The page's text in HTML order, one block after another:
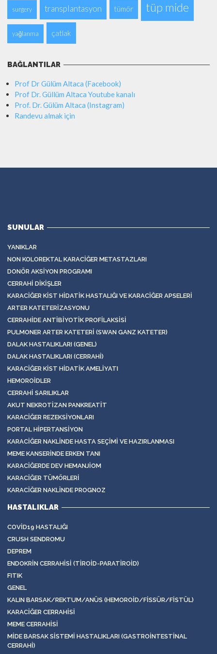
surgery transplantasyon tümör tüp mide
yağlanma çatlak
BAĞLANTILAR
Prof Dr Gülüm Altaca (Facebook)
Prof Dr. Güllüm Altaca Youtube kanalı
Prof. Dr. Gülüm Altaca (Instagram)
Randevu almak için
SUNULAR
YANIKLAR
NON KOLOREKTAL KARACIĞER METASTAZLARI
DONÖR AKSIYON PROGRAMI
CERRAHI DIKIŞLER
KARACIĞER KIST HIDATIK HASTALIĞI VE KARACIĞER APSELERI
ARTER KATETERIZASYONU
CERRAHIDE ANTIBIYOTIK PROFILAKSISI
PULMONER ARTER KATETERI (SWAN GANZ KATETER)
DALAK HASTALIKLARI (GENEL)
DALAK HASTALIKLARI (CERRAHI)
KARACIĞER KIST HIDATIK AMELIYATI
HEMOROIDLER
CERRAHI SARILIKLAR
AKUT NEKROTIZAN PANKREATIT
KARACIĞER REZEKSIYONLARI
PORTAL HIPERTANSIYON
KARACIĞER NAKLINDE HASTA SEÇIMI VE HAZIRLANMASI
MEME KANSERINDE ERKEN TANI
KARACIĞERDE DEV HEMANJIOM
KARACIĞER TÜMÖRLERI
KARACIĞER NAKLINDE PROGNOZ
HASTALIKLAR
COVID19 HASTALIĞI
CRUSH SENDROMU
DEPREM
ENDOKRIN CERRAHISI (TIROID-PARATIROID)
FITIK
GENEL
KALIN BARSAK/REKTUM/ANÜS (HEMOROID/FISSÜR/FISTÜL)
KARACIĞER CERRAHISI
MEME CERRAHISI
MIDE BARSAK SISTEMI HASTALIKLARI (GASTROINTESTINAL
CERRAHI)